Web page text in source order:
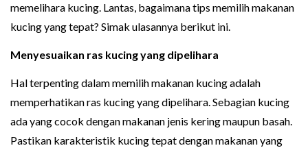
memelihara kucing. Lantas, bagaimana tips memilih makanan
kucing yang tepat? Simak ulasannya berikut ini.
Menyesuaikan ras kucing yang dipelihara
Hal terpenting dalam memilih makanan kucing adalah
memperhatikan ras kucing yang dipelihara. Sebagian kucing
ada yang cocok dengan makanan jenis kering maupun basah.
Pastikan karakteristik kucing tepat dengan makanan yang